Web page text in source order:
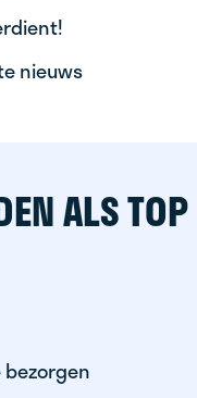
nieuws
ALS TOP